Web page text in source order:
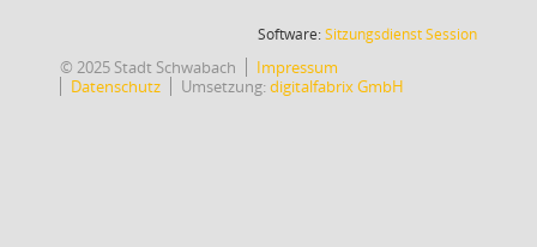
Software:SitzungsdienstSession(Wird in
© 2025 Stadt Schwabach
Impressum
Datenschutz
Umsetzung:digitalfabrix GmbH